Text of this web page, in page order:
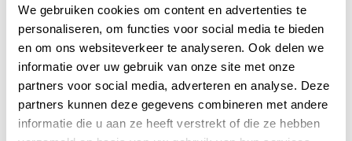
We gebruiken cookies om content en advertenties te
personaliseren, om functies voor social media te bieden
en om ons websiteverkeer te analyseren. Ook delen we
informatie over uw gebruik van onze site met onze
partners voor social media, adverteren en analyse. Deze
partners kunnen deze gegevens combineren met andere
informatie die u aan ze heeft verstrekt of die ze hebben
SPECIFICATIES
PRODUCTOMSCHRIJVING